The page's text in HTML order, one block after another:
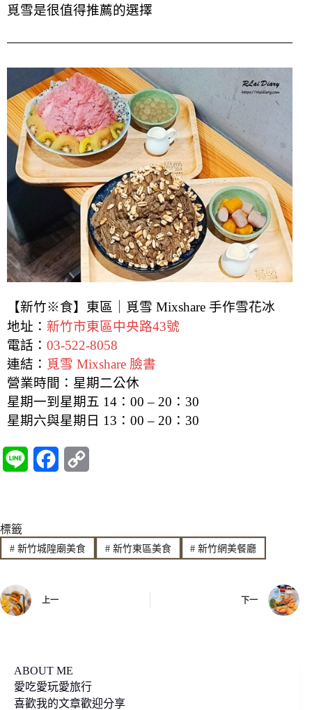
覓雪是很值得推薦的選擇
【新竹※食】東區｜覓雪 Mixshare 手作雪花冰
地址： 新竹市東區中央路43號
電話： 03-522-8058
連結： 覓雪 Mixshare 臉書
營業時間：星期二公休
星期一到星期五 14：00 – 20：30
星期六與星期日 13：00 – 20：30
e e
b
y
L
標籤
#新竹城隍廟美食 #新竹東區美食 # 新竹網美餐廳
上一 下一
ABOUT ME
愛吃愛玩愛旅行
喜歡我的文章歡迎分享